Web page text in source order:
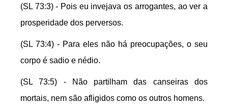
(SL 73:3) - Pois eu invejava os arrogantes, ao ver a
prosperidade dos perversos.
(SL 73:4) - Para eles não há preocupações, o seu
corpo é sadio e nédio.
(SL 73:5) - Não partilham das canseiras dos
mortais, nem são afligidos como os outros homens.